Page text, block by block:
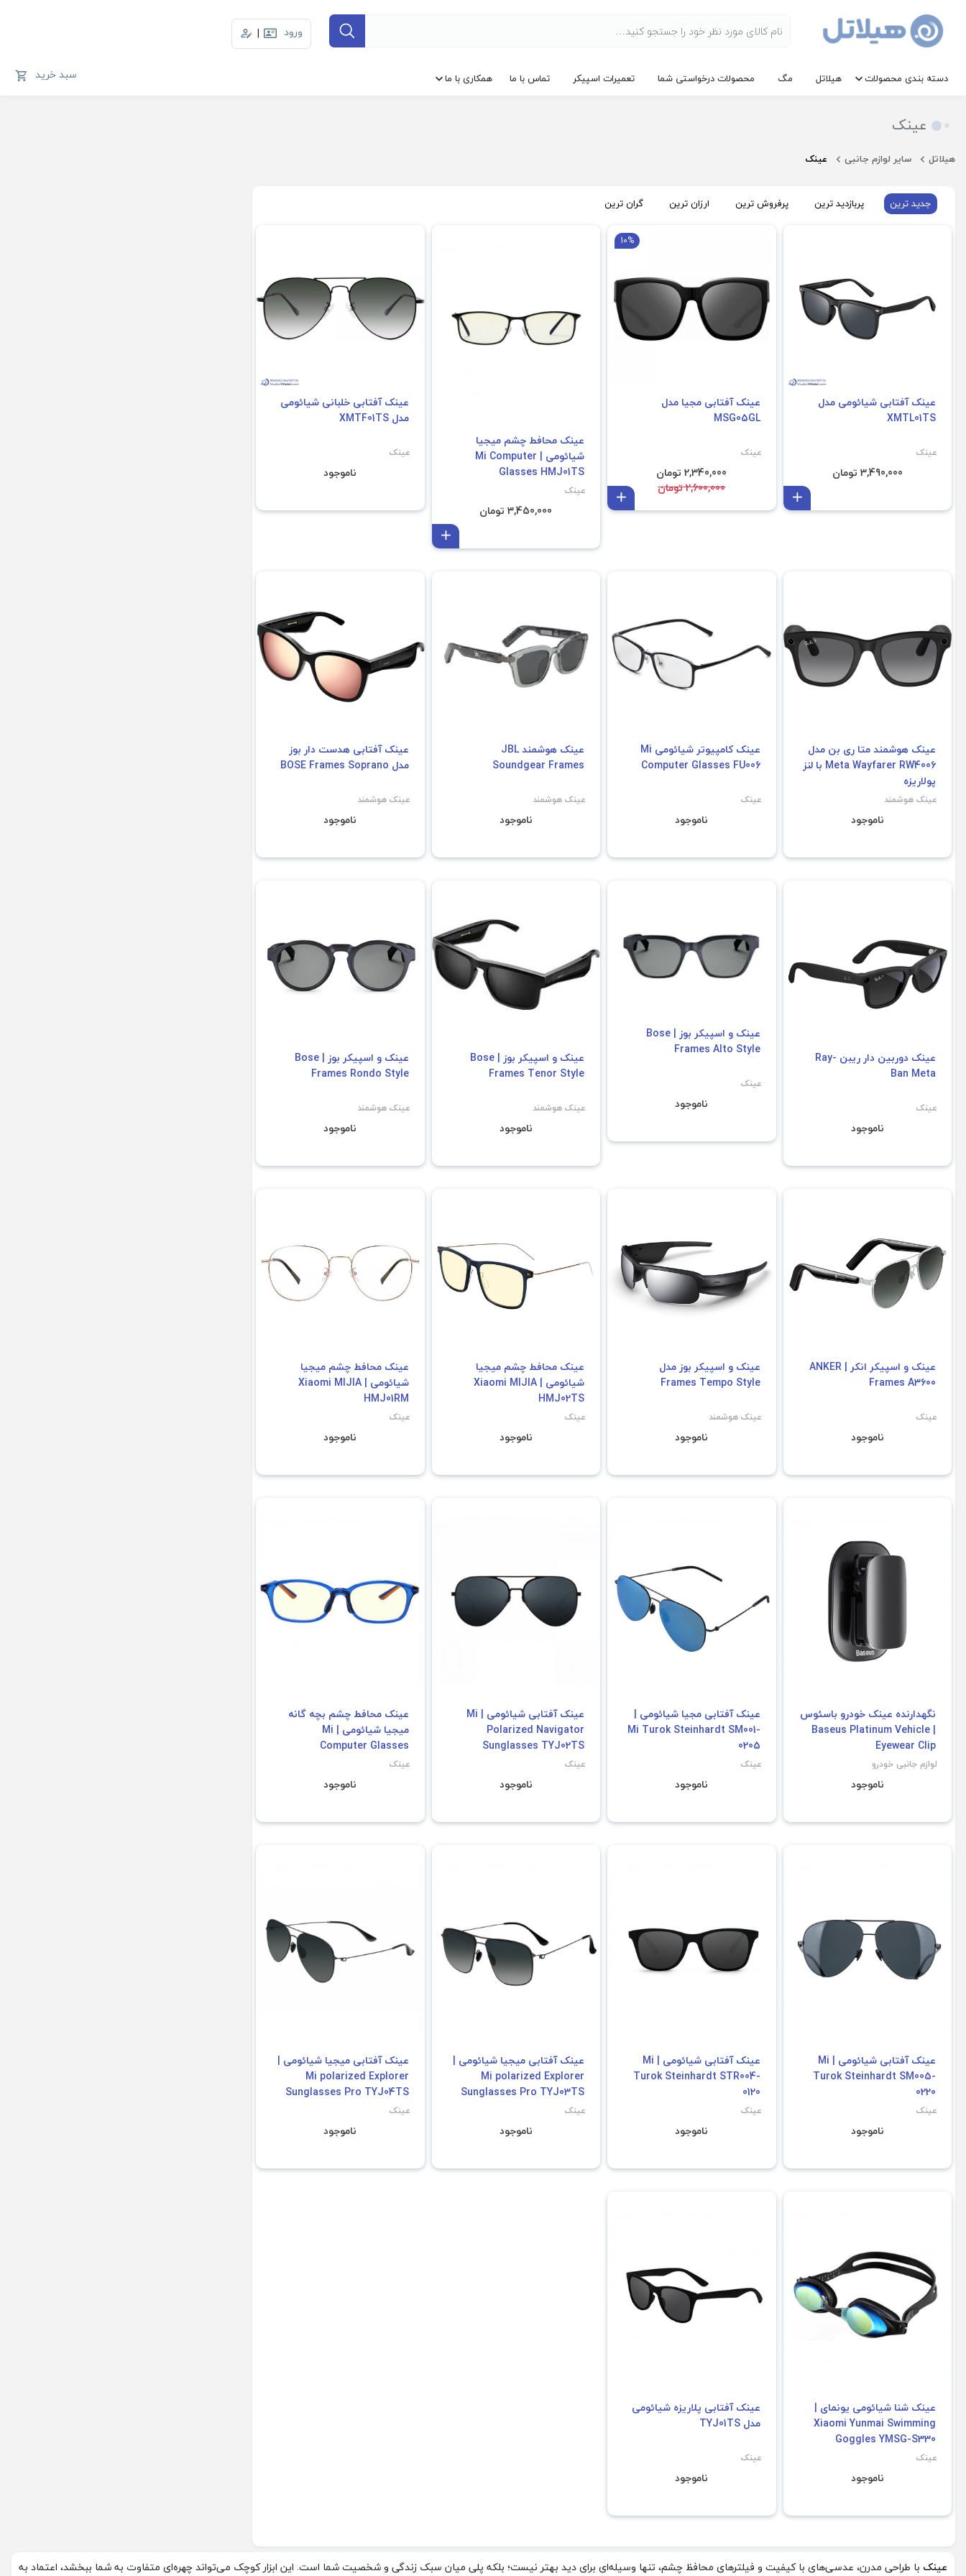
ورود |
دسته بندی محصولات هیلاتل مگ محصولات درخواستی شما تعمیرات اسپیکر تماس با ما همکاری با ما سبد خرید
عینک
هیلاتل سایر لوازم جانبی عینک
جدید ترین پربازدید ترین پرفروش ترین ارزان ترین گران ترین
عینک آفتابی شیائومی مدل
XMTL01TS
عینک
3,490,000 تومان
10%
عینک آفتابی مجیا مدل
MSG05GL
عینک
2,340,000 تومان
2,600,000 تومان
افزودن به سبد
عینک محافط چشم میجیا
شیائومی | Mi Computer
Glasses HMJ01TS
عینک
3,450,000 تومان
عینک آفتابی خلبانی شیائومی
مدل XMTF01TS
عینک
ناموجود
عینک هوشمند متا ری بن مدل
Meta Wayfarer RW4006 با لنز
پولاریزه
عینک هوشمند
ناموجود
عینک کامپیوتر شیائومی Mi
Computer Glasses FU006
عینک
ناموجود
عینک هوشمند JBL
Soundgear Frames
عینک هوشمند
ناموجود
عینک آفتابی هدست دار بوز
مدل BOSE Frames Soprano
عینک هوشمند
ناموجود
عینک دوربین دار ریبن Ray-
Ban Meta
عینک
ناموجود
عینک و اسپیکر بوز | Bose
Frames Alto Style
عینک
ناموجود
عینک و اسپیکر بوز | Bose
Frames Tenor Style
عینک هوشمند
ناموجود
عینک و اسپیکر بوز | Bose
Frames Rondo Style
عینک هوشمند
ناموجود
عینک و اسپیکر انکر | ANKER
Frames A3600
عینک
ناموجود
عینک و اسپیکر بوز مدل
Frames Tempo Style
عینک هوشمند
ناموجود
عینک محافط چشم میجیا
شیائومی | Xiaomi MIJIA
HMJ02TS
عینک
ناموجود
عینک محافط چشم میجیا
شیائومی | Xiaomi MIJIA
HMJ01RM
عینک
ناموجود
نگهدارنده عینک خودرو باسئوس
| Baseus Platinum Vehicle
Eyewear Clip
لوازم جانبی خودرو
ناموجود
عینک آفتابی مجیا شیائومی |
Mi Turok Steinhardt SM001-
0205
عینک
ناموجود
عینک آفتابی شیائومی | Mi
Polarized Navigator
Sunglasses TYJ02TS
عینک
ناموجود
عینک محافط چشم بچه گانه
میجیا شیائومی | Mi
Computer Glasses
HMJ03TS
عینک
ناموجود
عینک آفتابی شیائومی | Mi
Turok Steinhardt SM005-
0220
عینک
ناموجود
عینک آفتابی شیائومی | Mi
Turok Steinhardt STR004-
0120
عینک
ناموجود
عینک آفتابی میجیا شیائومی |
Mi polarized Explorer
Sunglasses Pro TYJ03TS
عینک
ناموجود
عینک آفتابی میجیا شیائومی |
Mi polarized Explorer
Sunglasses Pro TYJ04TS
عینک
ناموجود
عینک شنا شیائومی یونمای |
Xiaomi Yunmai Swimming
Goggles YMSG-S330
عینک
ناموجود
عینک آفتابی پلاریزه شیائومی
مدل TYJ01TS
عینک
ناموجود
عینک با طراحی مدرن، عدسی‌های با کیفیت و فیلترهای محافظ چشم، تنها وسیله‌ای برای دید بهتر نیست؛ بلکه پلی میان سبک زندگی و شخصیت شما است. این ابزار کوچک می‌تواند چهره‌ای متفاوت به شما ببخشد، اعتماد به